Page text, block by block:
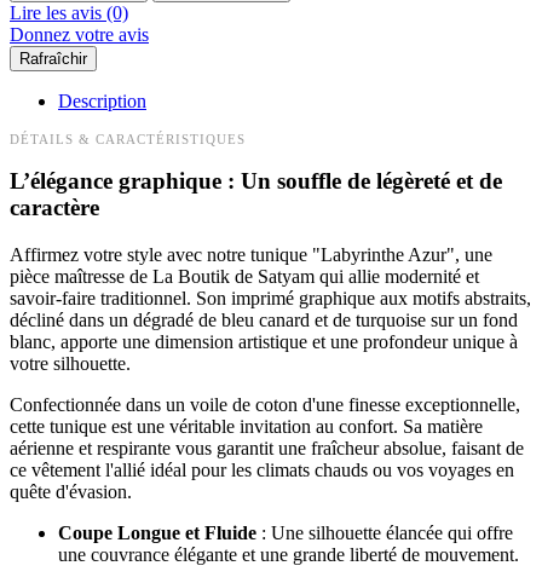
Lire les avis (0)
Donnez votre avis
Description
DÉTAILS & CARACTÉRISTIQUES
L’élégance graphique : Un souffle de légèreté et de
caractère
Affirmez votre style avec notre tunique "Labyrinthe Azur", une
pièce maîtresse de La Boutik de Satyam qui allie modernité et
savoir-faire traditionnel. Son imprimé graphique aux motifs abstraits,
décliné dans un dégradé de bleu canard et de turquoise sur un fond
blanc, apporte une dimension artistique et une profondeur unique à
votre silhouette.
Confectionnée dans un voile de coton d'une finesse exceptionnelle,
cette tunique est une véritable invitation au confort. Sa matière
aérienne et respirante vous garantit une fraîcheur absolue, faisant de
ce vêtement l'allié idéal pour les climats chauds ou vos voyages en
quête d'évasion.
Coupe Longue et Fluide : Une silhouette élancée qui offre
une couvrance élégante et une grande liberté de mouvement.